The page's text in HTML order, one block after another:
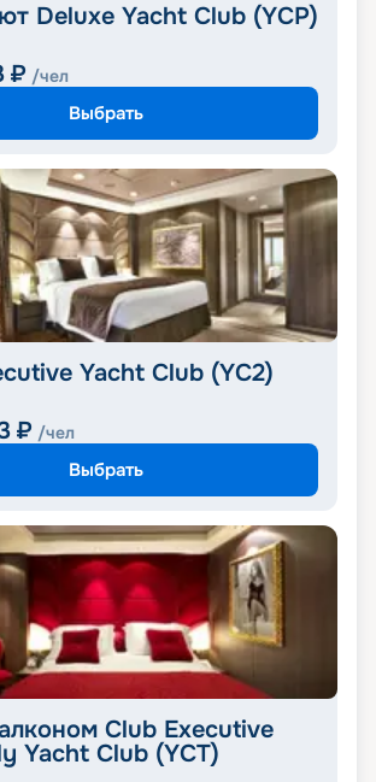
Deluxe Yacht Club (YCP)
₽ /чел
Выбрать
Yacht Club (YC2)
₽ /чел
Выбрать
Club Executive
Yacht Club (YCT)